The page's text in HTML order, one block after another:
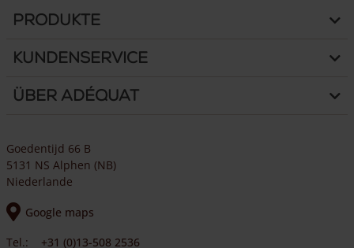
Produkte
Kundenservice
Über Adéquat
Goedentijd 66 B
5131 NS Alphen (NB)
Niederlande
Google maps
Tel.: +31 (0)13-508 2536